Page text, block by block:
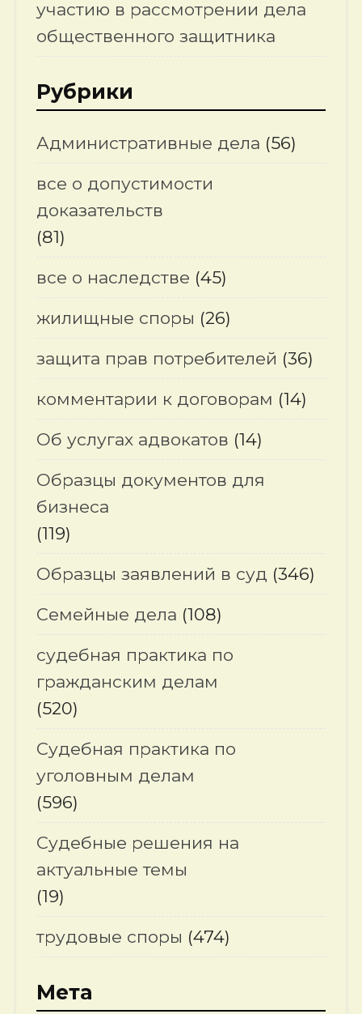
участию в рассмотрении дела
общественного защитника
Рубрики
Административные дела (56)
все о допустимости
доказательств
(81)
все о наследстве (45)
жилищные споры (26)
защита прав потребителей (36)
комментарии к договорам (14)
Об услугах адвокатов (14)
Образцы документов для
бизнеса
(119)
Образцы заявлений в суд (346)
Семейные дела (108)
судебная практика по
гражданским делам
(520)
Судебная практика по
уголовным делам
(596)
Судебные решения на
актуальные темы
(19)
трудовые споры (474)
Мета